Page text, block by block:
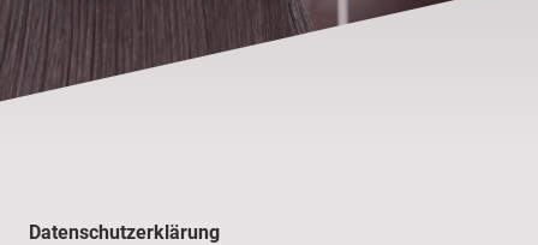
Datenschutz­erklärung